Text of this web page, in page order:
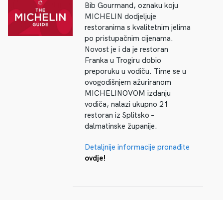
Bib Gourmand, oznaku koju
MICHELIN dodjeljuje
restoranima s kvalitetnim jelima
po pristupačnim cijenama.
Novost je i da je restoran
Franka u Trogiru dobio
preporuku u vodiču. Time se u
ovogodišnjem ažuriranom
MICHELINOVOM izdanju
vodiča, nalazi ukupno 21
restoran iz Splitsko –
dalmatinske županije.
Detaljnije informacije pronađite
ovdje!